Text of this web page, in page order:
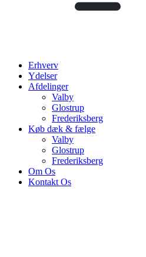
Erhverv
Ydelser
Afdelinger
Valby
Glostrup
Frederiksberg
Køb dæk & fælge
Valby
Glostrup
Frederiksberg
Om Os
Kontakt Os